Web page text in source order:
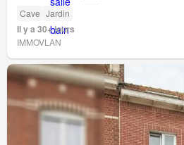
Cave Jardin
Il y a 30+ jours
IMMOVLAN